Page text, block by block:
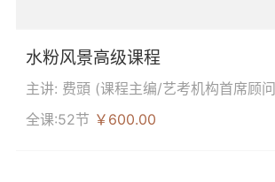
水粉风景高级课程
主讲: 费頭 (课程主编/艺考机构首席顾问
全课:52节 ￥600.00